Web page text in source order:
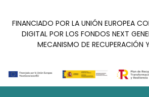
FINANCIADO POR LA UNIÓN EUROPEA
DIGITAL POR LOS FONDOS NEXT
MECANISMO DE RECUPERACIÓN